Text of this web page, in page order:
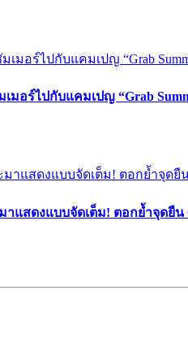
ร์ไปกับแคมเปญ “Grab
สดงแบบจัดเต็ม! ตอกย้ำจุดยืน